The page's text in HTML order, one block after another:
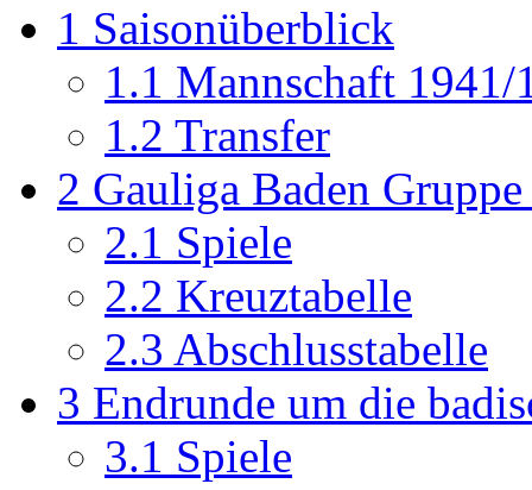
1 Saisonüberblick
1.1 Mannschaft 1941/
1.2 Transfer
2 Gauliga Baden
2.1 Spiele
2.2 Kreuztabelle
2.3 Abschlusstabelle
3 Endrunde um die
3.1 Spiele